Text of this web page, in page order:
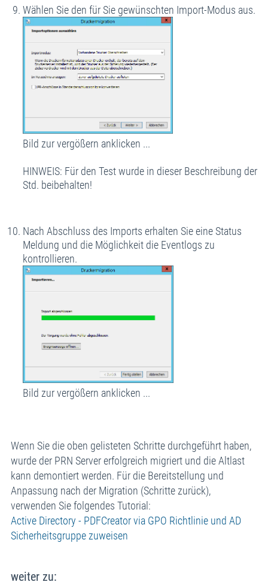
Wählen Sie den für Sie gewünschten Import-Modus aus.
Bild zur vergößern anklicken ...
HINWEIS: Für den Test wurde in dieser Beschreibung der
Std. beibehalten!
Nach Abschluss des Imports erhalten Sie eine Status
Meldung und die Möglichkeit die Eventlogs zu
kontrollieren.
Bild zur vergößern anklicken ...
Wenn Sie die oben gelisteten Schritte durchgeführt haben,
wurde der PRN Server erfolgreich migriert und die Altlast
kann demontiert werden. Für die Bereitstellung und
Anpassung nach der Migration (Schritte zurück),
verwenden Sie folgendes Tutorial:
Active Directory - PDFCreator via GPO Richtlinie und AD
Sicherheitsgruppe zuweisen
weiter zu: